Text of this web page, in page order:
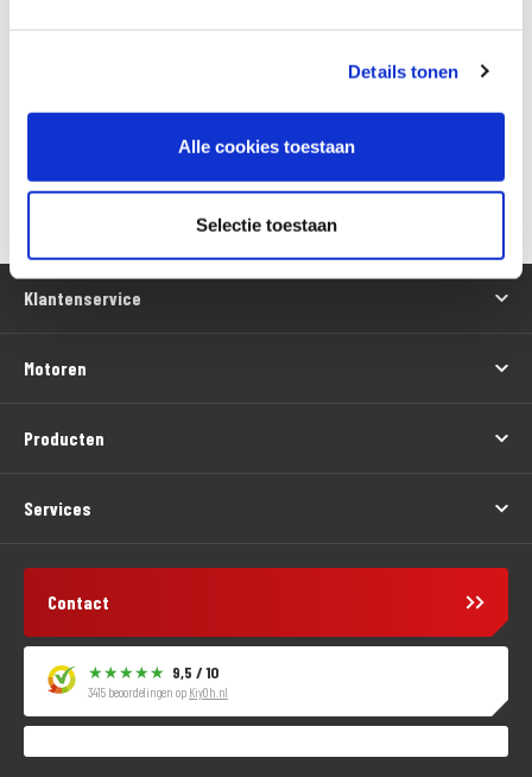
Details tonen
Alle cookies toestaan
Selectie toestaan
Versturen
Klantenservice
Motoren
Producten
Services
Contact
9,5 / 10
3415 beoordelingen op KiyOh.nl